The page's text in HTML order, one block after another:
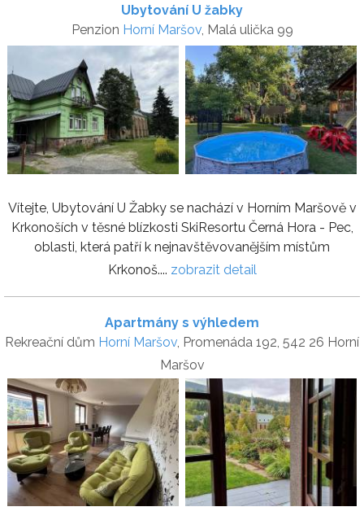
Ubytování U žabky
Penzion Horní Maršov, Malá ulička 99
Vítejte, Ubytování U Žabky se nachází v Horním Maršově v
Krkonoších v těsné blízkosti SkiResortu Černá Hora - Pec,
oblasti, která patří k nejnavštěvovanějším místům
Krkonoš.... zobrazit detail
Apartmány s výhledem
Rekreační dům Horní Maršov, Promenáda 192, 542 26 Horní
Maršov